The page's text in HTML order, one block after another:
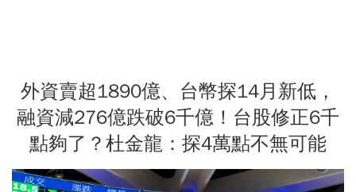
外資賣超1890億、台幣探14月新低，
融資減276億跌破6千億！台股修正6千
點夠了？杜金龍：探4萬點不無可能